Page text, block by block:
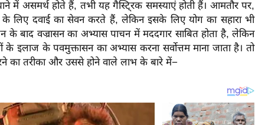
में असमर्थ होते हैं, तभी यह गैस्टि्रक समस्याएं होती हैं। आमतौर पर,
लिए दवाई का सेवन करते हैं, लेकिन इसके लिए योग का सहारा भी
के बाद वज्रासन का अभ्यास पाचन में मददगार साबित होता है, लेकिन
इलाज के पवमुक्तासन का अभ्यास करना सर्वोत्तम माना जाता है। तो
का तरीका और उससे होने वाले लाभ के बारे में−